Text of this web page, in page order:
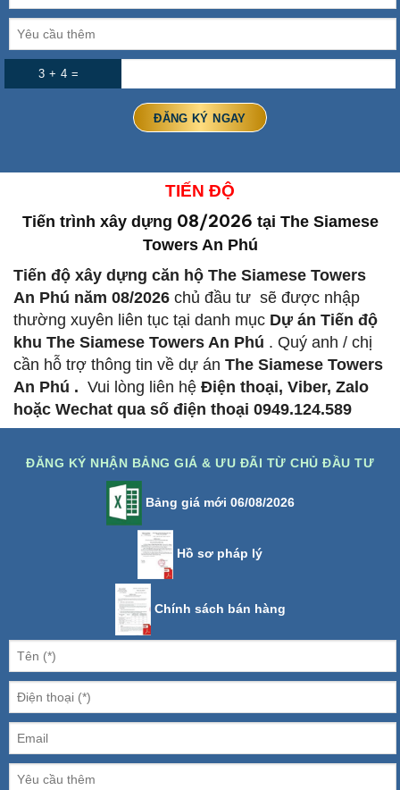
3 + 4 =
TIẾN ĐỘ
Tiến trình xây dựng 08/2026 tại The Siamese
Towers An Phú
Tiến độ xây dựng căn hộ The Siamese Towers
An Phú năm 08/2026 chủ đầu tư sẽ được nhập
thường xuyên liên tục tại danh mục Dự án Tiến độ
khu The Siamese Towers An Phú . Quý anh / chị
cần hỗ trợ thông tin về dự án The Siamese Towers
An Phú . Vui lòng liên hệ Điện thoại, Viber, Zalo
hoặc Wechat qua số điện thoại 0949.124.589
ĐĂNG KÝ NHẬN BẢNG GIÁ & ƯU ĐÃI TỪ CHỦ ĐẦU TƯ
Bảng giá mới 06/08/2026
Hồ sơ pháp lý
Chính sách bán hàng